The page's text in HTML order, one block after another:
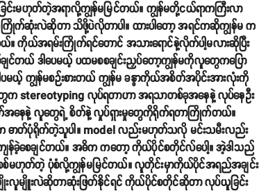
မဟုတ်တဲ့အရာလို့ကျွန်မမြင်တယ်။ ကျွန်မတို့ငယ်ရာကကြီးလာ
က်ဆုံးလဲဆိုတာ သိဖို့ပဲလိုတာပါ။ ထားပါတော့ အရင်ကဆိုကျွန်မ က
ယ်အရမ်းကြိုက်ရင်တောင် အသားရောင်နဲ့လိုက်ပါ့မလားဆိုပြီး
တယ် ဒါပေမယ့် ပထမစစချင်းညှပ်တော့ကျွန်မကိုလူတွေကပြော
ကျွန်မစဉ်းစားတယ် ကျွန်မ ခန္ဓာကိုယ်အစိတ်အပိုင်းအားလုံးကို
stereotyping လုပ်ရတာဟာ အရသာတစ်ခုအနေနဲ့ လုပ်နေဦး
အနေနဲ့ လူတွေရဲ့ စိတ်နဲ့ လှုပ်ရှားမှုတွေကိုရိုက်ရတာကြိုက်တယ်။
ာတ်ပုံရိုက်တဲ့သူပါ။ model လည်းမဟုတ်သလို မင်းသမီးလည်း
ျန်ခဲ့စေချင်တယ်။ အဓိက ကတော့ ကိုယ်ပိုင်စတိုင်လ်ပေါ့။ အဲ့ဒါသည်
ဟုတ်တဲ့ ပုံစံလို့ကျွန်မမြင်တယ်။ လူတိုင်းမှာကိုယ်ပိုင်အရည်အချင်း
လူမျိူးလဲဆိုတာဆုံးဖြတ်နိုင်ရင် ကိုယ်ပိုင်စတိုင်ဆိုတာ လုပ်ယူခြင်း